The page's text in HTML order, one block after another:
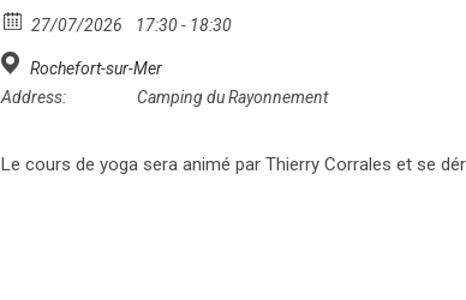
27/07/2026 17:30 - 18:30
Rochefort-sur-Mer
Address:
Camping du Rayonnement
Le cours de yoga sera animé par Thierry Corrales et se